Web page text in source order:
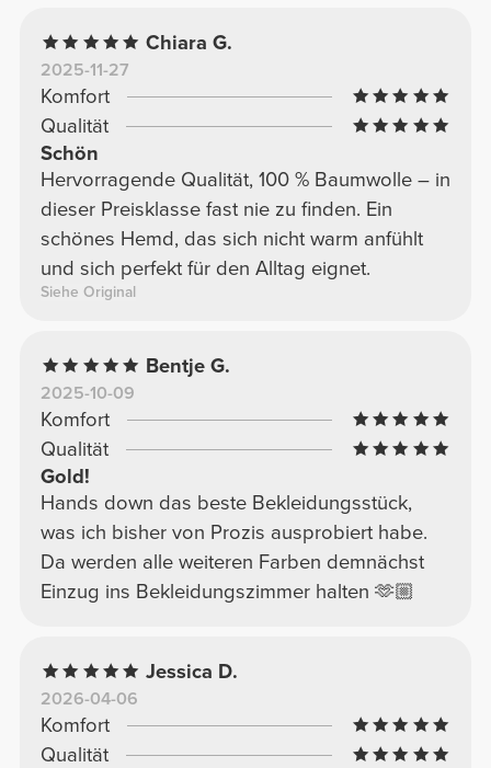
Chiara G.
2025-11-27
Komfort
Qualität
Schön
Hervorragende Qualität, 100 % Baumwolle – in
dieser Preisklasse fast nie zu finden. Ein
schönes Hemd, das sich nicht warm anfühlt
und sich perfekt für den Alltag eignet.
Siehe Original
Bentje G.
2025-10-09
Komfort
Qualität
Gold!
Hands down das beste Bekleidungsstück,
was ich bisher von Prozis ausprobiert habe.
Da werden alle weiteren Farben demnächst
Einzug ins Bekleidungszimmer halten 🫶🏼
Jessica D.
2026-04-06
Komfort
Qualität